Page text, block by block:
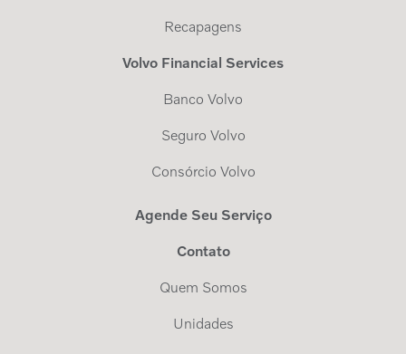
Recapagens
Volvo Financial Services
Banco Volvo
Seguro Volvo
Consórcio Volvo
Agende Seu Serviço
Contato
Quem Somos
Unidades